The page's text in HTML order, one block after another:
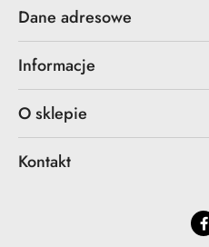
Dane adresowe
Informacje
O sklepie
Kontakt